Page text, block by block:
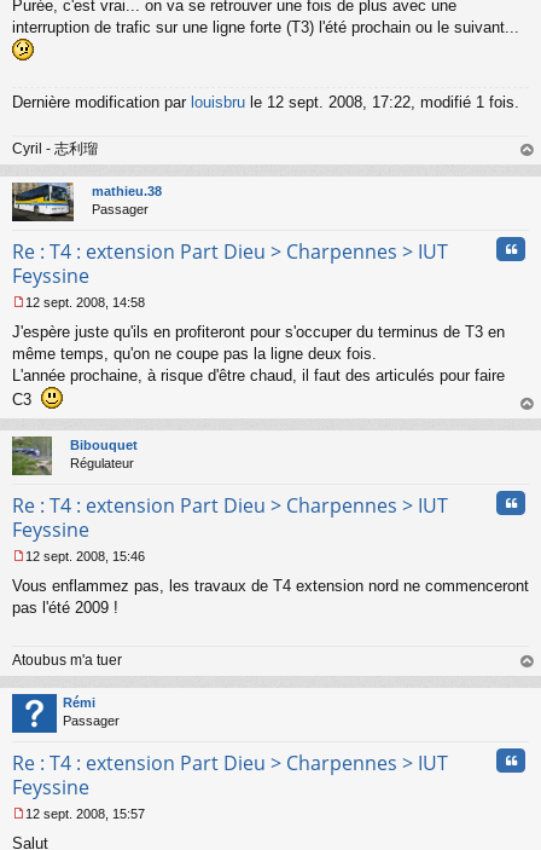
Purée, c'est vrai... on va se retrouver une fois de plus avec une
interruption de trafic sur une ligne forte (T3) l'été prochain ou le suivant...
Dernière modification par louisbru le 12 sept. 2008, 17:22, modifié 1 fois.
Cyril - 志利瑠
au
mathieu.38
Passager
Re : T4 : extension Part Dieu > Charpennes > IUT
Feyssine
e
s
s
g
n
o
n
u
12 sept. 2008, 14:58
J'espère juste qu'ils en profiteront pour s'occuper du terminus de T3 en
même temps, qu'on ne coupe pas la ligne deux fois.
L'année prochaine, à risque d'être chaud, il faut des articulés pour faire
C3
au
Bibouquet
Régulateur
Re : T4 : extension Part Dieu > Charpennes > IUT
Feyssine
e
s
g
e
n
o
n
u
12 sept. 2008, 15:46
Vous enflammez pas, les travaux de T4 extension nord ne commenceront
pas l'été 2009 !
Atoubus m'a tuer
au
Rémi
Passager
Re : T4 : extension Part Dieu > Charpennes > IUT
Feyssine
e
12 sept. 2008, 15:57
Salut